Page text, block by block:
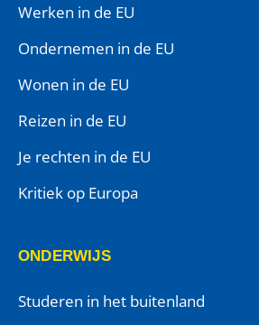
Werken in de EU
Ondernemen in de EU
Wonen in de EU
Reizen in de EU
Je rechten in de EU
Kritiek op Europa
ONDERWIJS
Studeren in het buitenland